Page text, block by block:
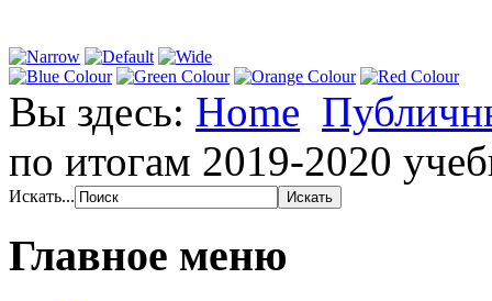
Вы здесь: Home
по итогам 2019-2020
Искать...
Главное меню